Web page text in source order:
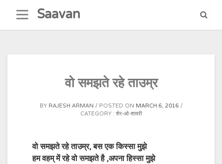
content
Saavan
वो समझते रहे ताउम्र
BY RAJESH ARMAN POSTED ON MARCH 6, 2016
CATEGORY : शेर-ओ-शायरी
वो समझते रहे ताउम्र, बस एक किस्सा मुझे
हम वहम् में रहे वो समझते है ,अपना हिस्सा मुझे